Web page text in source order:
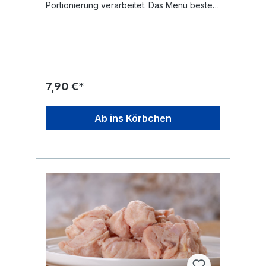
Portionierung verarbeitet. Das Menü besteht
Fertigbarf Menü mit Kokosraspel und
Huhn liefert alle wichtigen Bestandteile in
einem ausgewogenen Verhältnis. Kräuter
und Zusätze wie Seealgenmehl, Öle oder
schließlich hat jeder Hund unterschiedliche
Bedürfnisse. So kannst du gezielt Zusätze
nach Bedarf verwenden. Zur Zahnreinigung
empfehlen wir die gelegentliche Beigabe
von Knochen. Bei Geflügel Hühnerhälse
oder auch mal einen
Kalbsbrustbeinknochen, der dazu auch
noch für Kauvergnügen sorgt. Analytische
Bestandteile: Rohprotein: 14,20% Rohfett:
7,90 €*
Ab ins Körbchen